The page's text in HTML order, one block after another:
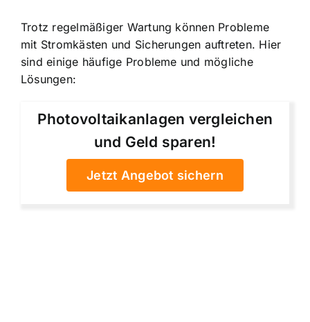
Trotz regelmäßiger Wartung können Probleme
mit Stromkästen und Sicherungen auftreten. Hier
sind einige häufige Probleme und mögliche
Lösungen:
Photovoltaikanlagen vergleichen
und Geld sparen!
Jetzt Angebot sichern